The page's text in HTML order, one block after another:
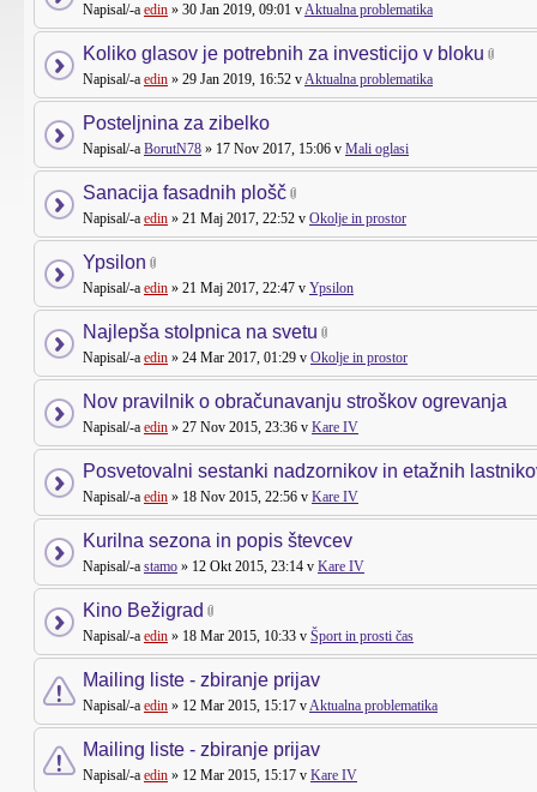
Napisal/-a edin » 30 Jan 2019, 09:01 vAktualna problematika
Koliko glasov je potrebnih za investicijo v bloku
Napisal/-a edin » 29 Jan 2019, 16:52 vAktualna problematika
Posteljnina za zibelko
Napisal/-a BorutN78 » 17 Nov 2017, 15:06 v Mali oglasi
Sanacija fasadnih plošč
Napisal/-a edin » 21 Maj 2017, 22:52 v Okolje in prostor
Ypsilon
Napisal/-a edin » 21 Maj 2017, 22:47 v Ypsilon
Najlepša stolpnica na svetu
Napisal/-a edin » 24 Mar 2017, 01:29 v Okolje in prostor
Nov pravilnik o obračunavanju stroškov ogrevanja
Napisal/-a edin » 27 Nov 2015, 23:36 v Kare IV
Posvetovalni sestanki nadzornikov in etažnih
Napisal/-a edin » 18 Nov 2015, 22:56 v Kare IV
Kurilna sezona in popis števcev
Napisal/-a stamo » 12 Okt 2015, 23:14 v Kare IV
Kino Bežigrad
Napisal/-a edin » 18 Mar 2015, 10:33 v Šport in prosti čas
Mailing liste - zbiranje prijav
Napisal/-a edin » 12 Mar 2015, 15:17 vAktualna problematika
Mailing liste - zbiranje prijav
Napisal/-a edin » 12 Mar 2015, 15:17 v Kare IV